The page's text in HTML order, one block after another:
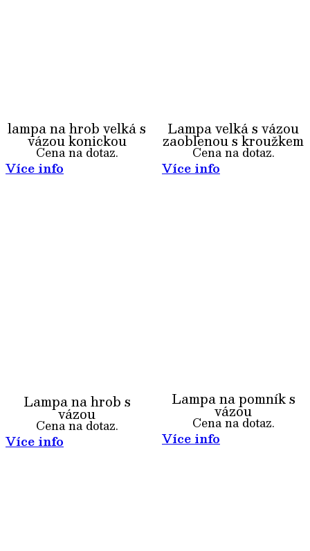
lampa na hrob velká s
vázou konickou
Cena na dotaz.
Více info
Lampa velká s vázou
zaoblenou s kroužkem
Cena na dotaz.
Více info
Lampa na hrob s
vázou
Cena na dotaz.
Více info
Lampa na pomník s
vázou
Cena na dotaz.
Více info